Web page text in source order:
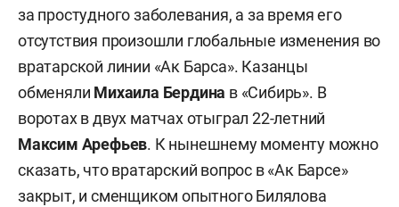
за простудного заболевания, а за время его
отсутствия произошли глобальные изменения во
вратарской линии «Ак Барса». Казанцы
обменяли Михаила Бердина в «Сибирь». В
воротах в двух матчах отыграл 22-летний
Максим Арефьев. К нынешнему моменту можно
сказать, что вратарский вопрос в «Ак Барсе»
закрыт, и сменщиком опытного Билялова